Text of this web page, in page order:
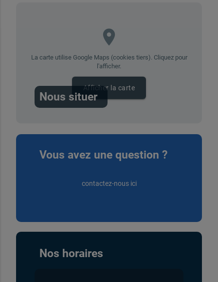
place
La carte utilise Google Maps (cookies tiers). Cliquez pour
l'afficher.
Afficher la carte
Nous situer
Vous avez une question ?
contactez-nous ici
Nos horaires